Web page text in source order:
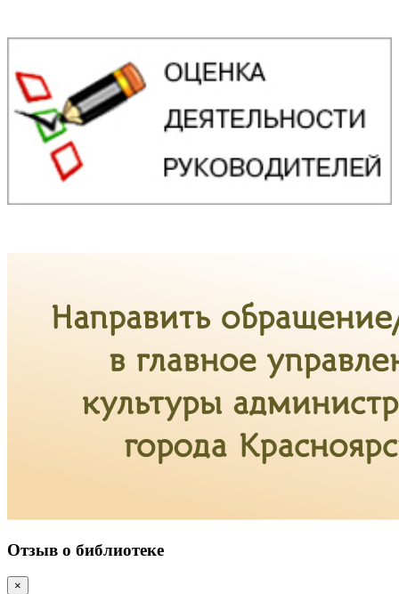
Отзыв о библиотеке
×